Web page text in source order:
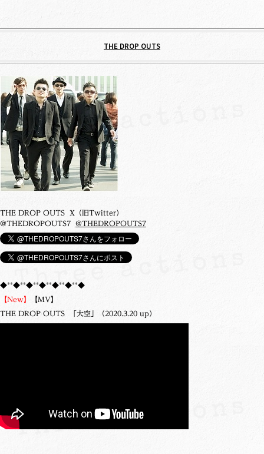
THE DROP OUTS
THE DROP OUTS X（旧Twitter）
@THEDROPOUTS7 @THEDROPOUTS7
◆**◆**◆**◆**◆**◆**◆
【New】 【MV】
THE DROP OUTS 「大空」（2020.3.20 up）